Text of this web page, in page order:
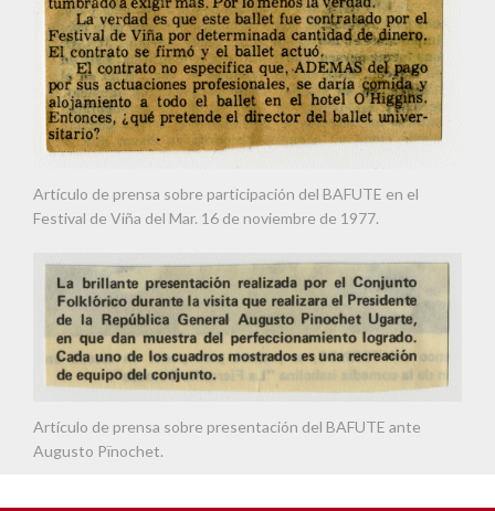
Artículo de prensa sobre participación del BAFUTE en el
Festival de Viña del Mar. 16 de noviembre de 1977.
Artículo de prensa sobre presentación del BAFUTE ante
Augusto Pïnochet.